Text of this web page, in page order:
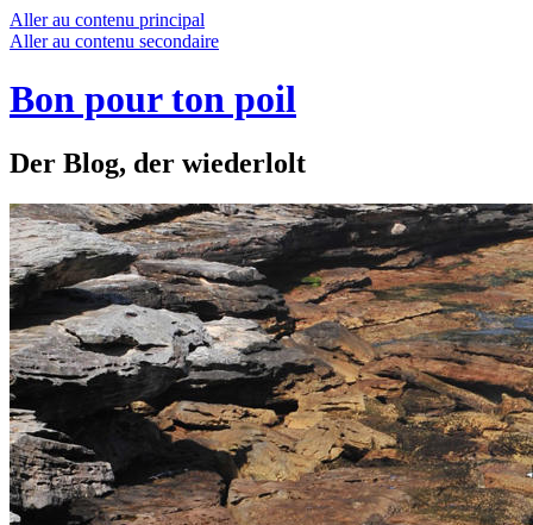
Aller au contenu principal
Aller au contenu secondaire
Bon pour ton poil
Der Blog, der wiederlolt